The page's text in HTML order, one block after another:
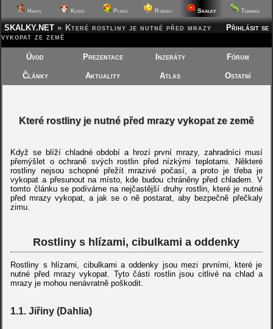
Hafíci Kočičí Ptáčci Rybičky Skalky Terárka
Přihlásit se
SKALKY.NET » Které rostliny je nutné před mrazy
vykopat ze země
Úvod Prezentace Inzeráty Fórum
Články Aktuality Atlas Ostatní
Které rostliny je nutné před mrazy vykopat ze země
Když se blíží chladné období a hrozí první mrazy, zahradníci musí
přemýšlet o ochraně svých rostlin před nízkými teplotami. Některé
rostliny nejsou schopné přežít mrazivé počasí, a proto je třeba je
vykopat a přesunout na místo, kde budou chráněny před chladem. V
tomto článku se podíváme na nejčastější druhy rostlin, které je nutné
před mrazy vykopat, a jak se o ně postarat, aby bezpečně přečkaly
zimu.
Rostliny s hlízami, cibulkami a oddenky
Rostliny s hlízami, cibulkami a oddenky jsou mezi prvními, které je
nutné před mrazy vykopat. Tyto části rostlin jsou citlivé na chlad a
mrazy je mohou nenávratně poškodit.
1.1. Jiřiny (Dahlia)